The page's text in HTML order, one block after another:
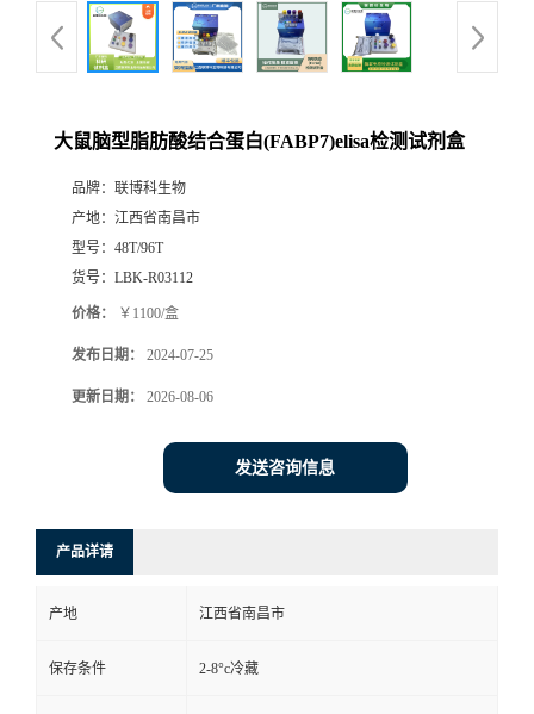
大鼠脑型脂肪酸结合蛋白(FABP7)elisa检测试剂盒
品牌： 联博科生物
产地： 江西省南昌市
型号： 48T/96T
货号： LBK-R03112
价格： ￥1100/盒
发布日期： 2024-07-25
更新日期： 2026-08-06
发送咨询信息
产品详请
产地 江西省南昌市
保存条件 2-8°c冷藏